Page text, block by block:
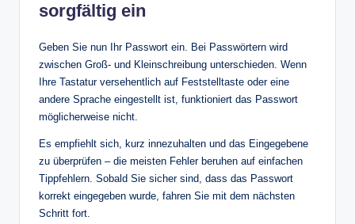
sorgfältig ein
Geben Sie nun Ihr Passwort ein. Bei Passwörtern wird
zwischen Groß- und Kleinschreibung unterschieden. Wenn
Ihre Tastatur versehentlich auf Feststelltaste oder eine
andere Sprache eingestellt ist, funktioniert das Passwort
möglicherweise nicht.
Es empfiehlt sich, kurz innezuhalten und das Eingegebene
zu überprüfen – die meisten Fehler beruhen auf einfachen
Tippfehlern. Sobald Sie sicher sind, dass das Passwort
korrekt eingegeben wurde, fahren Sie mit dem nächsten
Schritt fort.